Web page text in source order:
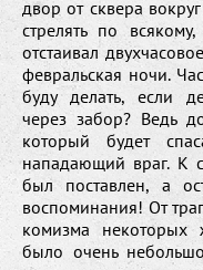
двор от сквера
стрелять по
отстаивал
февральская ночи.
буду делать, если
через забор? Ведь
который будет
нападающий враг. К
был поставлен, а
воспоминания! От
комизма некоторых
было очень